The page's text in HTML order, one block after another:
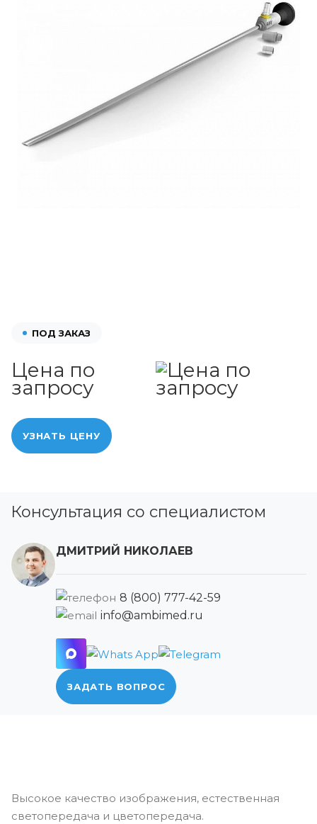
ПОД ЗАКАЗ
Цена по
запросу
УЗНАТЬ ЦЕНУ
Консультация со специалистом
ДМИТРИЙ НИКОЛАЕВ
8 (800) 777-42-59
info@ambimed.ru
ЗАДАТЬ ВОПРОС
Высокое качество изображения, естественная
светопередача и цветопередача.